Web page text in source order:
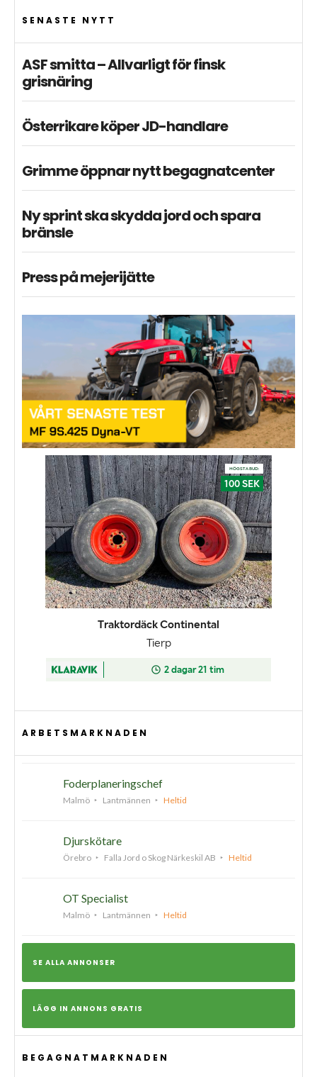
SENASTE NYTT
ASF smitta – Allvarligt för finsk
grisnäring
Österrikare köper JD-handlare
Grimme öppnar nytt begagnatcenter
Ny sprint ska skydda jord och spara
bränsle
Press på mejerijätte
ARBETSMARKNADEN
Foderplaneringschef
Malmö Lantmännen Heltid
Djurskötare
Örebro Falla Jord o Skog Närkeskil AB Heltid
OT Specialist
Malmö Lantmännen Heltid
SE ALLA ANNONSER
LÄGG IN ANNONS GRATIS
BEGAGNATMARKNADEN